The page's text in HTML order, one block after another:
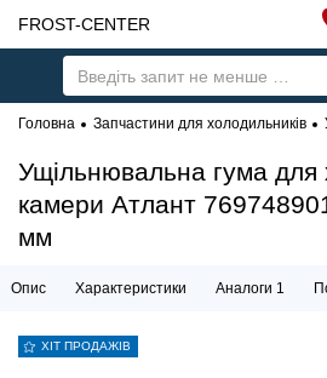
FROST-CENTER
Головна Запчастини для холодильників
Ущільнювальна гума для
камери Атлант
мм
Опис Характеристики Аналоги 1
ХІТ ПРОДАЖІВ